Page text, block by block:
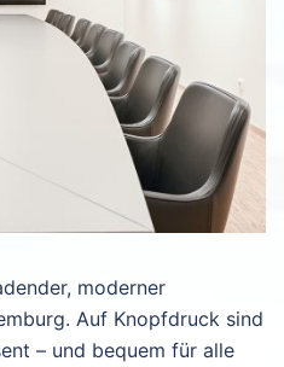
moderner
Auf Knopfdruck sind
– und bequem für alle